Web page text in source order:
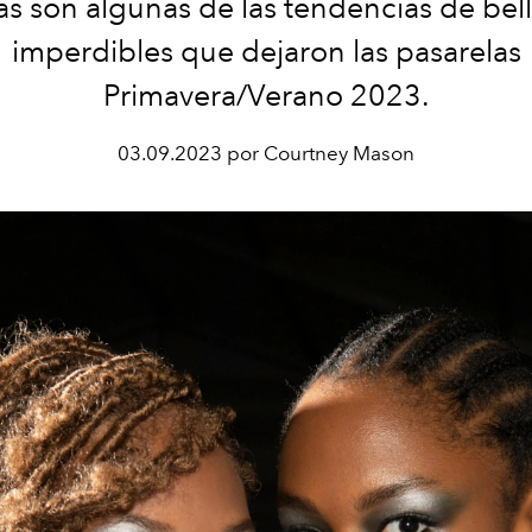
son algunas de las tendencias de
imperdibles que dejaron las pasarelas
Primavera/Verano 2023.
03.09.2023 por Courtney Mason